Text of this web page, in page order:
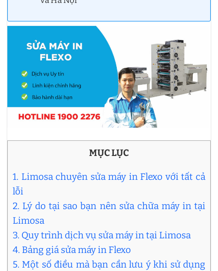
MỤC LỤC
1. Limosa chuyên sửa máy in Flexo với tất cả
lỗi
2. Lý do tại sao bạn nên sửa chữa máy in tại
Limosa
3. Quy trình dịch vụ sửa máy in tại Limosa
4. Bảng giá sửa máy in Flexo
5. Một số điều mà bạn cần lưu ý khi sử dụng